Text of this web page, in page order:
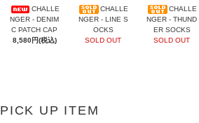
CHALLE
NGER - DENIM
C PATCH CAP
8,580円(税込)
CHALLE
NGER - LINE S
OCKS
SOLD OUT
CHALLE
NGER - THUND
ER SOCKS
SOLD OUT
PICK UP ITEM